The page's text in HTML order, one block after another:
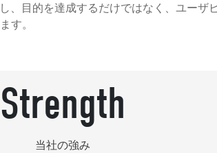
、目的を達成するだけではなく、ユーザ
す。
Strength
当社の強み